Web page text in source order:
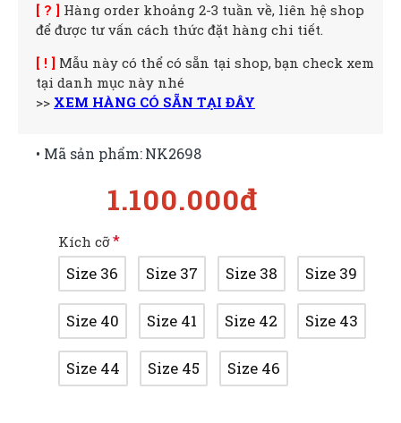
[ ? ] Hàng order khoảng 2-3 tuần về, liên hệ shop
để được tư vấn cách thức đặt hàng chi tiết.
[ ! ] Mẫu này có thể có sẵn tại shop, bạn check xem
tại danh mục này nhé
>> XEM HÀNG CÓ SẴN TẠI ĐÂY
1.100.000đ
• Mã sản phẩm:NK2698
Kích cỡ
Size 36 Size 37 Size 38 Size 39
Size 40 Size 41 Size 42 Size 43
Size 44 Size 45 Size 46